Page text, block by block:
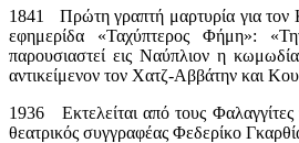
1841 Πρώτη γραπτή μαρτυρία για τον
εφημερίδα «Ταχύπτερος Φήμη»:
παρουσιαστεί εις Ναύπλιον η
αντικείμενον τον Χατζ-Αββάτην και
1936 Εκτελείται από τους
θεατρικός συγγραφέας Φεδερίκο